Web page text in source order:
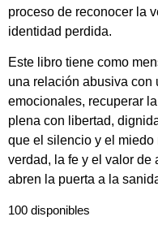
proceso de reconocer la
identidad perdida.
Este libro tiene como
una relación abusiva con
emocionales, recuperar
plena con libertad,
que el silencio y el
verdad, la fe y el valor de
abren la puerta a la
100 disponibles